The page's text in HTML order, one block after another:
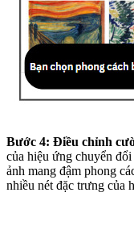
Bước 4: Điều chỉnh
của hiệu ứng chuyển
ảnh mang đậm phong
nhiều nét đặc trưng của